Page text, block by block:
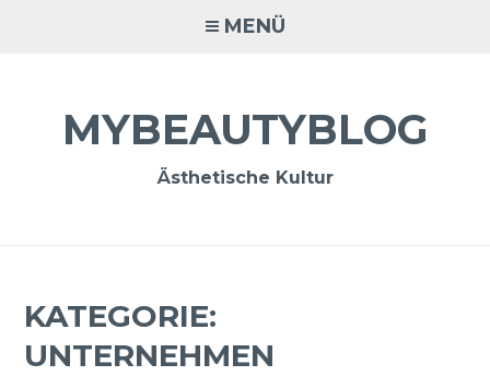
MENÜ
MYBEAUTYBLOG
Ästhetische Kultur
KATEGORIE:
UNTERNEHMEN